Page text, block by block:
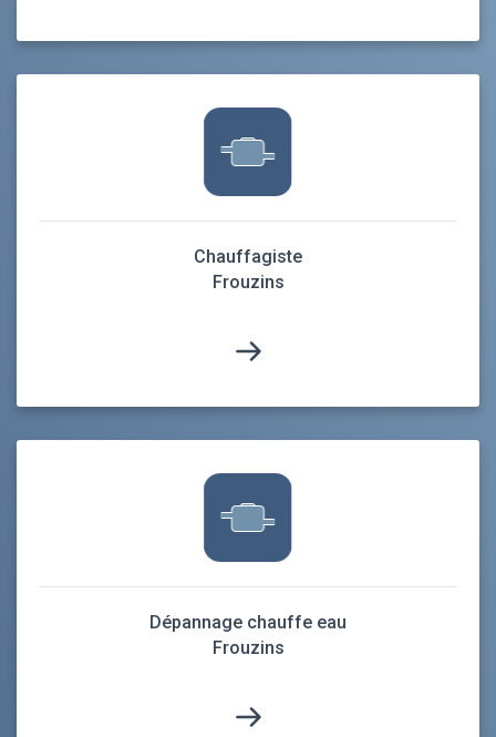
Chauffagiste
Frouzins
Dépannage chauffe eau
Frouzins